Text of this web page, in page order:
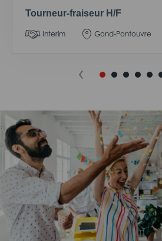
Tourneur-fraiseur H/F
Interim Gond-Pontouvre